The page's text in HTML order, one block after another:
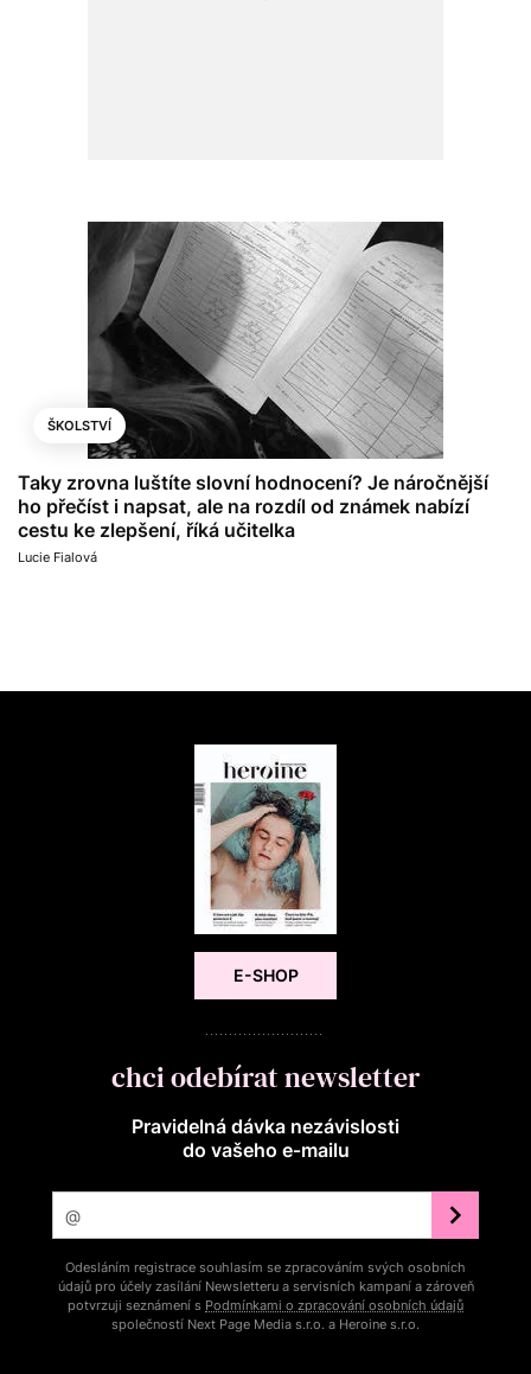
ŠKOLSTVÍ
Taky zrovna luštíte slovní hodnocení? Je náročnější
ho přečíst i napsat, ale na rozdíl od známek nabízí
cestu ke zlepšení, říká učitelka
Lucie Fialová
E-SHOP
chci odebírat newsletter
Pravidelná dávka nezávislosti
do vašeho e‑mailu
Odesláním registrace souhlasím se zpracováním svých osobních
údajů pro účely zasílání Newsletteru a servisních kampaní a zároveň
potvrzuji seznámení s Podmínkami o zpracování osobních údajů
společností Next Page Media s.r.o. a Heroine s.r.o.